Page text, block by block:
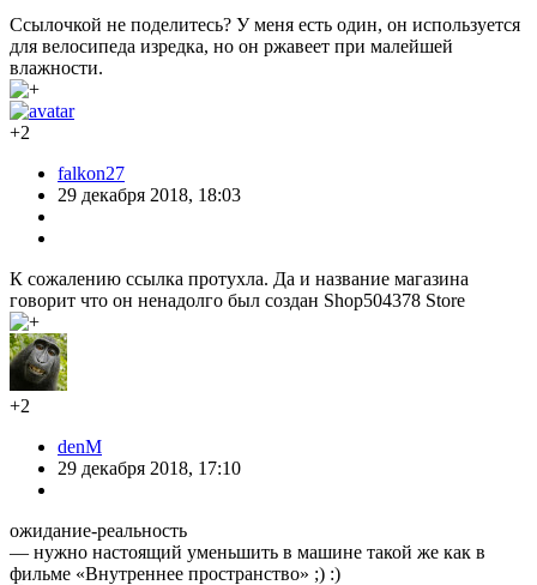
Ссылочкой не поделитесь? У меня есть один, он используется
для велосипеда изредка, но он ржавеет при малейшей
влажности.
+2
falkon27
29 декабря 2018, 18:03
К сожалению ссылка протухла. Да и название магазина
говорит что он ненадолго был создан Shop504378 Store
+2
denM
29 декабря 2018, 17:10
ожидание-реальность
— нужно настоящий уменьшить в машине такой же как в
фильме «Внутреннее пространство» ;) :)